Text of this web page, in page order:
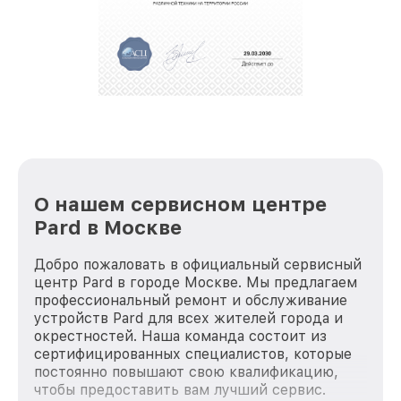
репутацию. Мы постоянно совершенствуемся и
стараемся каждый день делать наш сервис еще
О нашем сервисном центре
Pard в Москве
Добро пожаловать в официальный сервисный
центр Pard в городе Москве. Мы предлагаем
профессиональный ремонт и обслуживание
устройств Pard для всех жителей города и
окрестностей. Наша команда состоит из
сертифицированных специалистов, которые
постоянно повышают свою квалификацию,
чтобы предоставить вам лучший сервис.